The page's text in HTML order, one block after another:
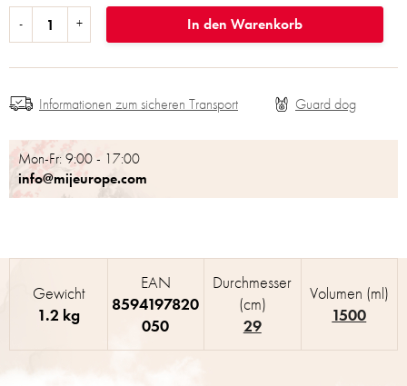
In den Warenkorb
Mon-Fr: 9:00 - 17:00
info@mijeurope.com
Informationen zum sicheren Transport
Gewicht
1.2 kg
EAN
8594197820
050
Durchmesser
(cm)
29
Volumen (ml)
1500